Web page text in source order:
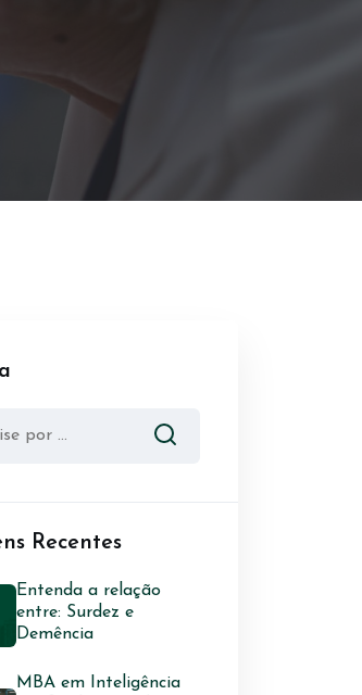
Recentes
Entenda a relação
entre: Surdez e
Demência
MBA em Inteligência